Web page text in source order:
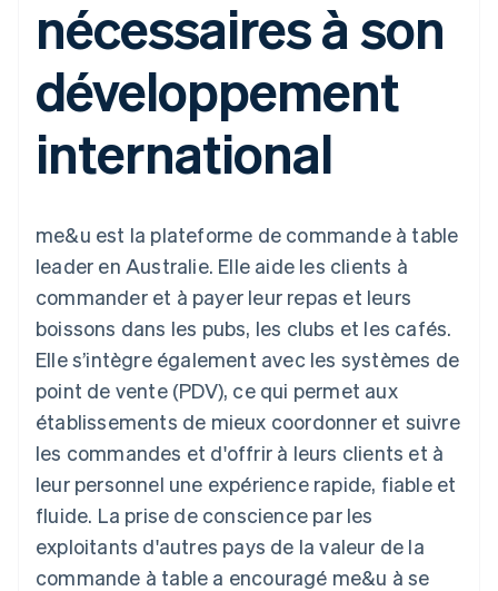
Moyens de
paiement
de 125
Terminal
personne
Authorization
optimisée
Paiements
accélérés
Connections
Comptes
financiers
associés
Recognition
Comptabilité
automatisée
Rapports
personnalisés
Data Pipeline
Synchronisation
des données
Product roadmap
Découvrez les prochaines évolutions
Radar
Prévention de la fraude
l’application
Marketplaces
Gestion financière
SaaS
Entreprises d'IA
créateurs
Jeux
Hôtellerie, voyages et
loisirs
Assurance
Médias et
divertissements
Organisations à but
non lucratif
Services aux
entreprises
Secteur public
Commerce en ligne
Gérer des
abonnements
Proposer une
Émettre des cartes
bancaires adossées à
des stablecoins
Fournir et gérer des
services avec des
Ressources
Intégrations
d'applications
Exemples de code
Blog des développeurs
État de l'API
Entreprise
Sessions : conférence
annuelle
Carrières
Communiqués de
presse
Contact
Contacter notre équipe
Devenir partenaire
nécessaires à son
développement
international
me&u est la plateforme de commande à table
leader en Australie. Elle aide les clients à
commander et à payer leur repas et leurs
boissons dans les pubs, les clubs et les cafés.
Elle s’intègre également avec les systèmes de
point de vente (PDV), ce qui permet aux
établissements de mieux coordonner et suivre
les commandes et d'offrir à leurs clients et à
leur personnel une expérience rapide, fiable et
fluide. La prise de conscience par les
exploitants d'autres pays de la valeur de la
commande à table a encouragé me&u à se